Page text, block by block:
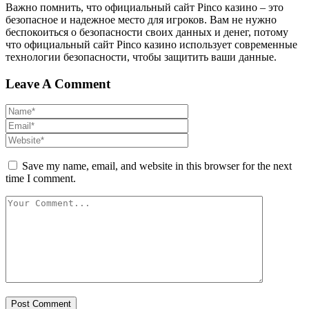
Важно помнить, что официальный сайт Pinco казино – это
безопасное и надежное место для игроков. Вам не нужно
беспокоиться о безопасности своих данных и денег, потому
что официальный сайт Pinco казино использует современные
технологии безопасности, чтобы защитить ваши данные.
Leave A Comment
Save my name, email, and website in this browser for the next
time I comment.